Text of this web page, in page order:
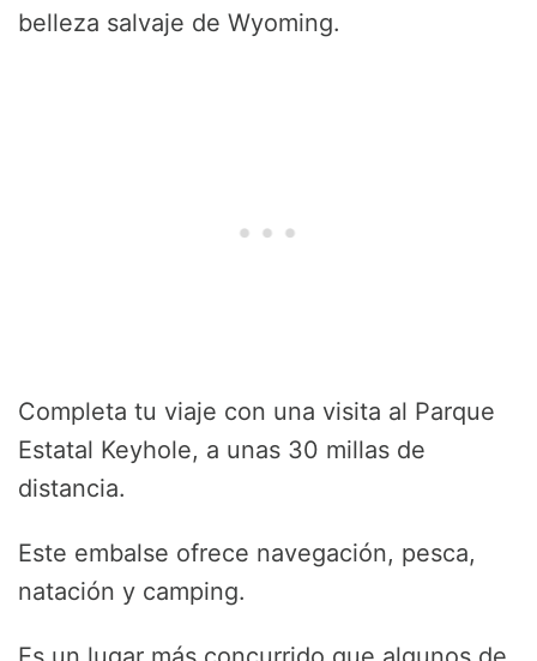
belleza salvaje de Wyoming.
Completa tu viaje con una visita al Parque
Estatal Keyhole, a unas 30 millas de
distancia.
Este embalse ofrece navegación, pesca,
natación y camping.